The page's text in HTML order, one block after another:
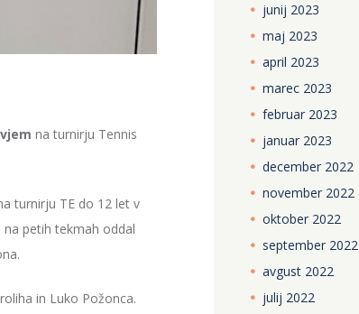
na turnirju Tennis
turnirju TE do 12 let v
petih tekmah oddal
in Luko Požonca.
junij 2023
maj 2023
april 2023
marec 2023
februar 2023
januar 2023
december 2022
november 2022
oktober 2022
september 2022
avgust 2022
julij 2022